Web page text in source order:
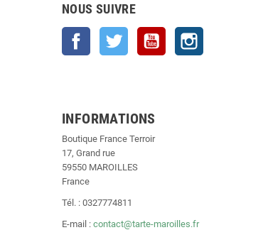
NOUS SUIVRE
Facebook Twitter YouTube
INFORMATIONS
Boutique France Terroir
17, Grand rue
59550 MAROILLES
France
Tél. : 0327774811
E-mail : contact@tarte-maroilles.fr